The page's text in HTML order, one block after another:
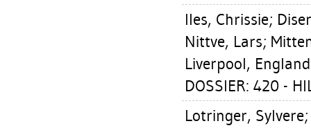
Iles, Chrissie;
Nittve, Lars;
Liverpool,
DOSSIER: 420 -
Lotringer, Sylvere